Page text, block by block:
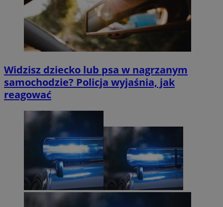
Widzisz dziecko lub psa w nagrzanym
samochodzie? Policja wyjaśnia, jak
reagować